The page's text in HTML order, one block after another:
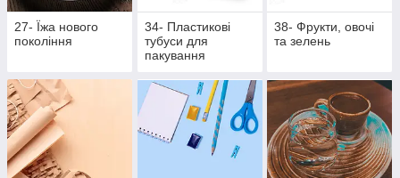
27- Їжа нового
покоління
34- Пластикові
тубуси для
пакування
38- Фрукти, овочі
та зелень